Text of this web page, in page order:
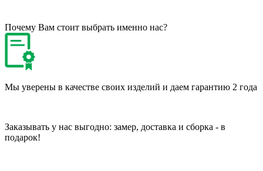
Почему Вам стоит выбрать именно нас?
Мы уверены в качестве своих изделий и даем гарантию 2 года
Заказывать у нас выгодно: замер, доставка и сборка - в
подарок!